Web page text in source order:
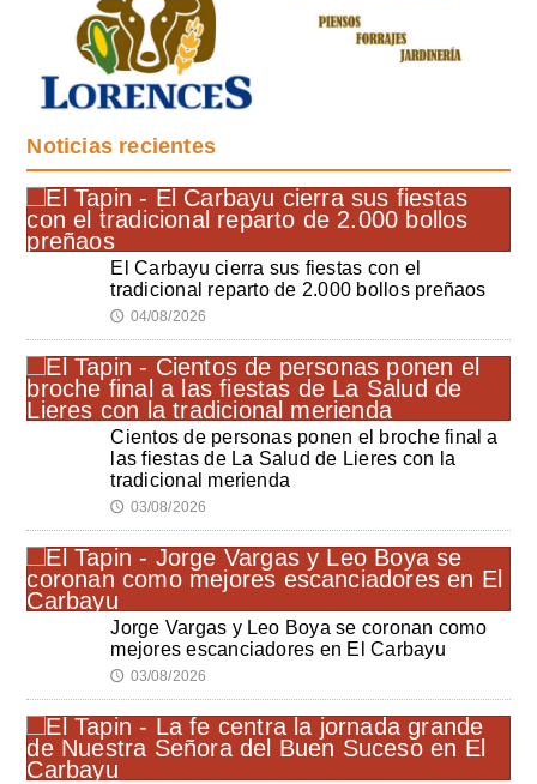
Noticias recientes
El Carbayu cierra sus fiestas con el
tradicional reparto de 2.000 bollos preñaos
🕔 04/08/2026
Cientos de personas ponen el broche final a
las fiestas de La Salud de Lieres con la
tradicional merienda
🕔 03/08/2026
Jorge Vargas y Leo Boya se coronan como
mejores escanciadores en El Carbayu
🕔 03/08/2026